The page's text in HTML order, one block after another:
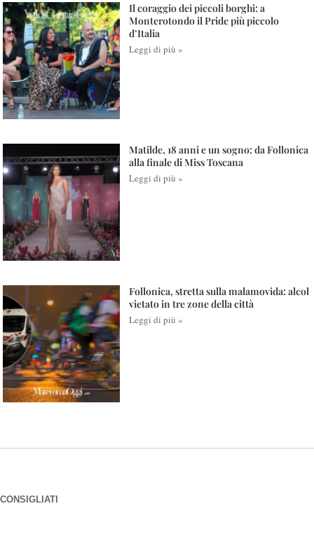
Il coraggio dei piccoli borghi: a
Monterotondo il Pride più piccolo
d’Italia
Leggi di più »
Matilde, 18 anni e un sogno: da Follonica
alla finale di Miss Toscana
Leggi di più »
Follonica, stretta sulla malamovida: alcol
vietato in tre zone della città
Leggi di più »
CONSIGLIATI